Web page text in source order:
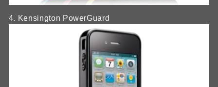
4. Kensington PowerGuard